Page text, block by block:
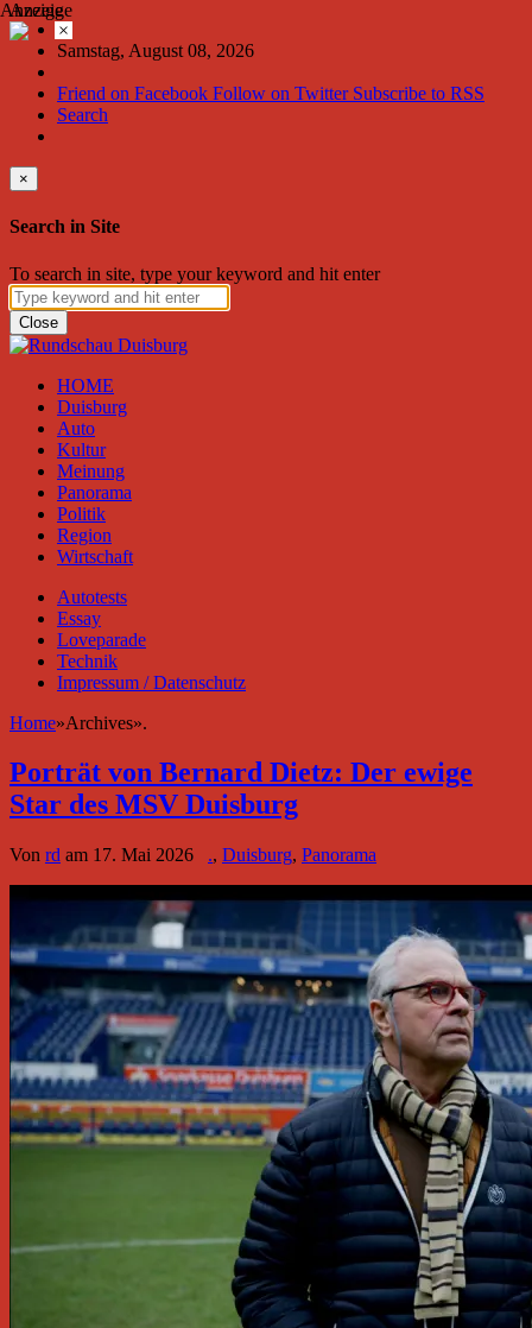
Samstag, August 08, 2026
Friend on Facebook Follow on Twitter Subscribe to RSS
Search
×
Search in Site
To search in site, type your keyword and hit enter
Close
HOME
Duisburg
Auto
Kultur
Meinung
Panorama
Politik
Region
Wirtschaft
Autotests
Essay
Loveparade
Technik
Impressum / Datenschutz
Home»Archives».
Porträt von Bernard Dietz: Der ewige
Star des MSV Duisburg
Von rd am 17. Mai 2026 ., Duisburg, Panorama
Anzeige
×
Anzeige